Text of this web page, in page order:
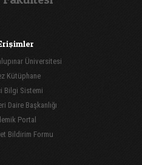
Üniversitesi
Kütüphane
Bilgi Sistemi
Daire Başkanlığı
Portal
Bildirim Formu